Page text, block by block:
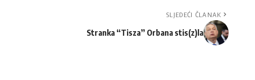
SLJEDEĆI ČLANAK
Stranka “Tisza” Orbana stis(z)la